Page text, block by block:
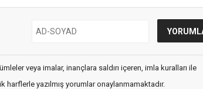
veya imalar, inançlara saldırı içeren, imla kuralları ile
harflerle yazılmış yorumlar onaylanmamaktadır.